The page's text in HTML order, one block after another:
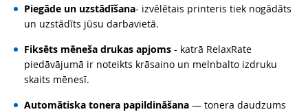
Piegāde un uzstādīšana- izvēlētais printeris tiek nogādāts
un uzstādīts jūsu darbavietā.
Fiksēts mēneša drukas apjoms - katrā RelaxRate
piedāvājumā ir noteikts krāsaino un melnbalto izdruku
skaits mēnesī.
Automātiska tonera papildināšana — tonera daudzums